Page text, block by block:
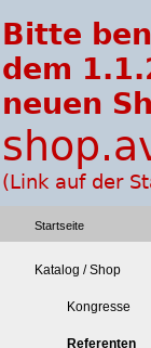
Startseite
Katalog / Shop
Kongresse
Referenten